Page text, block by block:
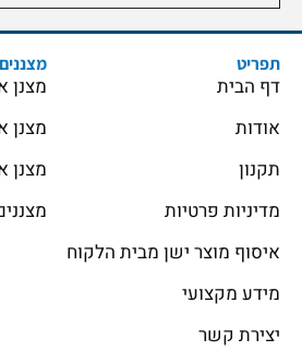
תפריט
דף הבית
אודות
תקנון
מדיניות פרטיות
איסוף מוצר ישן מבית הלקוח
מידע מקצועי
יצירת קשר
מצננים
מצנן
מצנן
מצנן